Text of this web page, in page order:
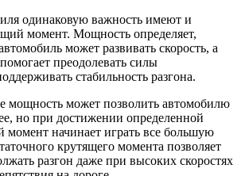
одинаковую важность имеют и
момент. Мощность определяет,
может развивать скорость, а
преодолевать силы
стабильность разгона.
мощность может позволить автомобилю
но при достижении определенной
момент начинает играть все большую
крутящего момента позволяет
разгон даже при высоких скоростях